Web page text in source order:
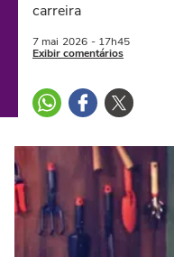
carreira
7 mai 2026 - 17h45
Exibir comentários